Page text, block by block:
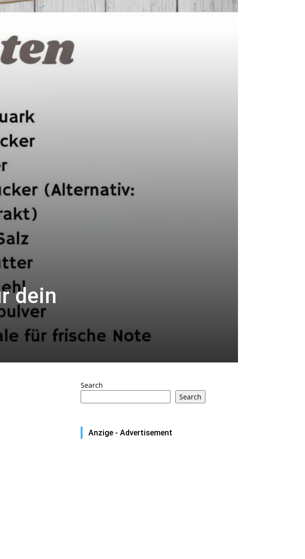
dein
Search
Search
Anzige - Advertisement